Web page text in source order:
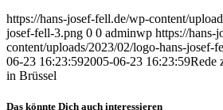
https://hans-josef-fell.de/wp-content/
josef-fell-3.png 0 0 adminwp https://hans-
content/uploads/2023/02/logo-hans-josef-
06-23 16:23:592005-06-23 16:23:59Rede
in Brüssel
Das könnte Dich auch interessieren